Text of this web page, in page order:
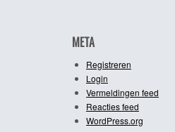
META
Registreren
Login
Vermeldingen feed
Reacties feed
WordPress.org